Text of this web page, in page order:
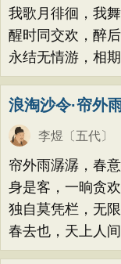
我歌月徘徊，我舞
醒时同交欢，醉
永结无情游，相期
浪淘沙令·帘外
李煜 〔五代〕
帘外雨潺潺，春
身是客，一晌贪欢
独自莫凭栏，无
春去也，天上人